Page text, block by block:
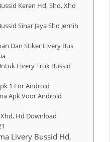
Keren Hd, Shd, Xhd
Sinar Jaya Shd Jernih
Dan Stiker Livery Bus
Livery Truk Bussid
1 For Android
Apk Voor Android
Hd Download
Livery Bussid Hd,